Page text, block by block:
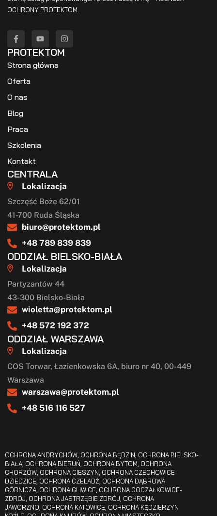
OCHRONY PROTEKTOM.
PROTEKTOM
Strona główna
Oferta
O nas
Blog
Praca
Szkolenia
Kontakt
CENTRALA
Lokalizacja
Szczęść Boże 62/01
41-700 Ruda Śląska
biuro@protektom.pl
+48 789 839 839
ODDZIAŁ BIELSKO-BIAŁA
Lokalizacja
Partyzantów 44
43-300 Bielsko-Biała
wioletta@protektom.pl
+48 572 192 372
ODDZIAŁ WARSZAWA
Lokalizacja
COS Torwar, Łazienkowska 6A, biuro nr 40, 00-449
Warszawa
warszawa@protektom.pl
+48 516 116 527
OCHRONA ANDRYCHÓW OCHRONA BĘDZIN OCHRONA BIELSKO-
BIAŁA OCHRONA BIERUŃ OCHRONA BYTOM OCHRONA
CHORZÓW OCHRONA CIESZYN OCHRONA CZECHOWICE-
DZIEDZICE OCHRONA CZELADŹ OCHRONA DĄBROWA
GÓRNICZA OCHRONA GLIWICE OCHRONA GOCZAŁKOWICE-
ZDRÓJ OCHRONA JASTRZĘBIE ZDRÓJ OCHRONA
JAWORZNO OCHRONA KATOWICE OCHRONA KĘDZIERZYN